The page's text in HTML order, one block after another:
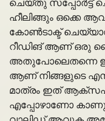
ഹീലിങ്ങും ഒക്കെ
കോൺടാക്ട്
റീഡിങ് ആണ് ഒരു
അതുപോലെതന്നെ
ആണ് നിങ്ങളുടെ
മാത്രം ഇത്
എപ്പോഴാണോ